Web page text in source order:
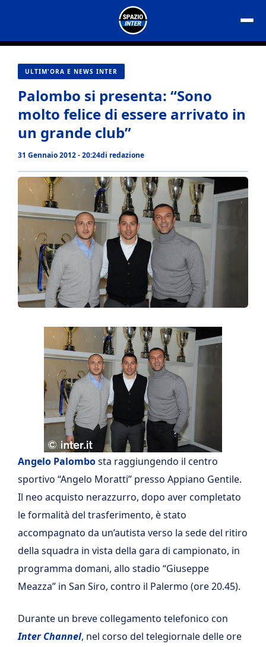
contenuto
ULTIM'ORA E NEWS INTER
Palombo si presenta: “Sono
molto felice di essere arrivato in
un grande club”
31 Gennaio 2012 - 20:24di redazione
Angelo Palombosta raggiungendo il centro
sportivo “Angelo Moratti” presso Appiano Gentile.
Il neo acquisto nerazzurro, dopo aver completato
le formalità del trasferimento, è stato
accompagnato da un’autista verso la sede del ritiro
della squadra in vista della gara di campionato, in
programma domani, allo stadio “Giuseppe
Meazza” in San Siro, contro il Palermo (ore 20.45).
Durante un breve collegamento telefonico con
Inter Channel, nel corso del telegiornale delle ore